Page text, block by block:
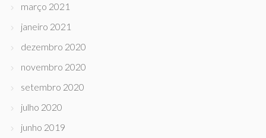
março 2021
janeiro 2021
dezembro 2020
novembro 2020
setembro 2020
julho 2020
junho 2019